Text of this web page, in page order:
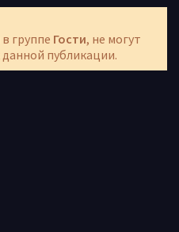
группе Гости, не могут
публикации.